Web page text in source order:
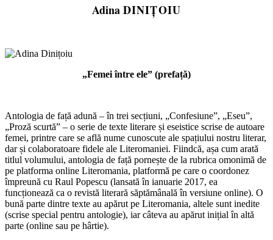
AdinaDINIȚOIU
„Femei între ele” (prefață)
Antologia de față adună – în trei secțiuni, „Confesiune”, „Eseu”,
„Proză scurtă” – o serie de texte literare și eseistice scrise de autoare
femei, printre care se află nume cunoscute ale spațiului nostru literar,
dar și colaboratoare fidele ale Literomaniei. Fiindcă, așa cum arată
titlul volumului, antologia de față pornește de la rubrica omonimă de
pe platforma online Literomania, platformă pe care o coordonez
împreună cu Raul Popescu (lansată în ianuarie 2017, ea
funcționează ca o revistă literară săptămânală în versiune online). O
bună parte dintre texte au apărut pe Literomania, altele sunt inedite
(scrise special pentru antologie), iar câteva au apărut inițial în altă
parte (online sau pe hârtie).